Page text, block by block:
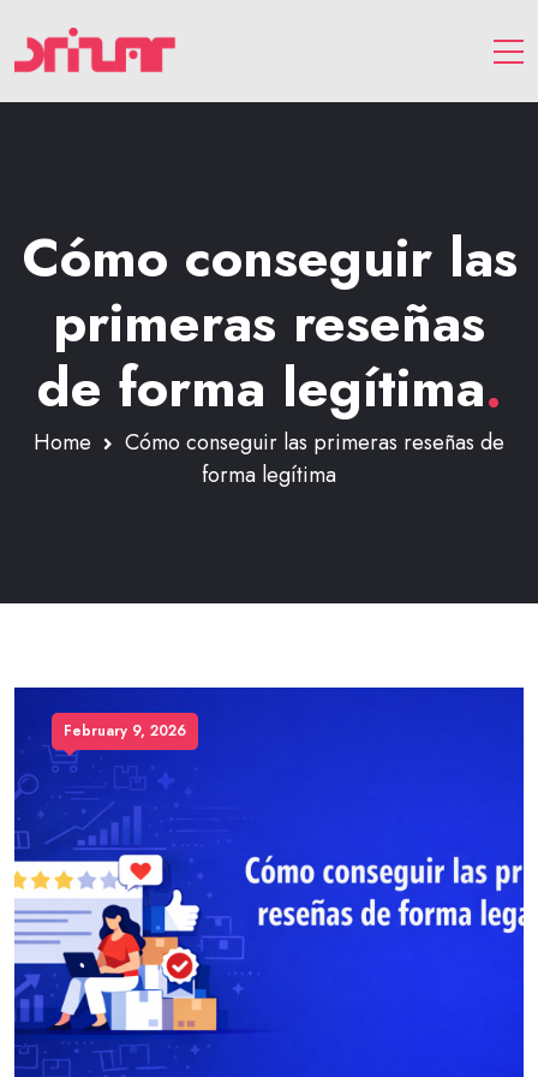
Cómo conseguir las
primeras reseñas
de forma legítima.
Home
Cómo conseguir las primeras reseñas de
forma legítima
February 9, 2026